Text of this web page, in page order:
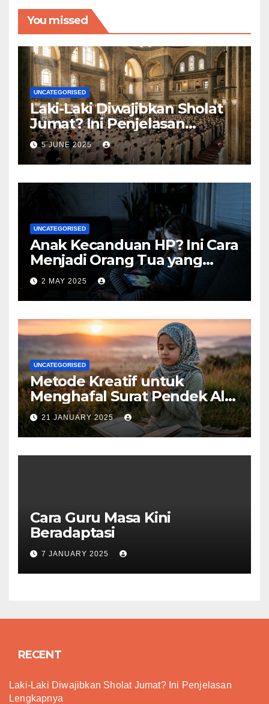
You missed
UNCATEGORISED
Laki-Laki Diwajibkan Sholat
Jumat? Ini Penjelasan
Lengkapnya
5 JUNE 2025
UNCATEGORISED
Anak Kecanduan HP? Ini Cara
Menjadi Orang Tua yang
Bijak
2 MAY 2025
UNCATEGORISED
Metode Kreatif untuk
Menghafal Surat Pendek Al-
Qur’an
21 JANUARY 2025
Cara Guru Masa Kini
Beradaptasi
7 JANUARY 2025
RECENT
Laki-Laki Diwajibkan Sholat Jumat? Ini Penjelasan
Lengkapnya